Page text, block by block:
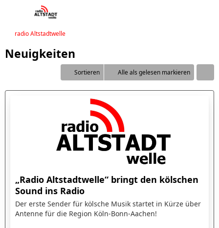
radio Altstadtwelle
Neuigkeiten
Sortieren Alle als gelesen markieren
„Radio Altstadtwelle“ bringt den kölschen
Sound ins Radio
Der erste Sender für kölsche Musik startet in Kürze über
Antenne für die Region Köln-Bonn-Aachen!